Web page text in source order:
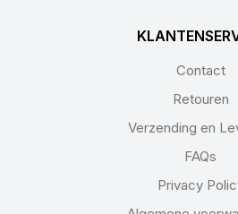
Contact
Retouren
Verzending en
FAQs
Privacy